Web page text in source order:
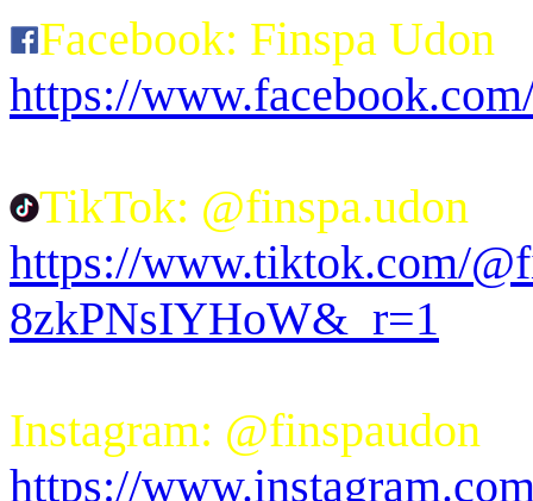
Facebook: Finspa Udon
https://
TikTok: @finspa.udon
https://www.tiktok.com/
8zkPNsIYHoW&_r=1
Instagram: @finspaudon
https://